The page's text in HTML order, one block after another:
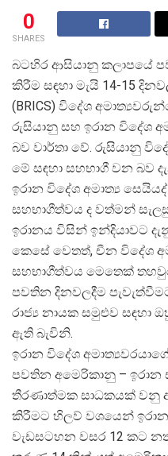
0
SHARES
බටහිර ආසියානු කලාපයේ
කිරීම සඳහා මැයි 14-15
(BRICS) විදේශ අමාත්
රුසියානු සහ ඉරාන විදේශ
බව වාර්තා වේ. රුසියානු
මේ සඳහා සහභාගී වන බව
ඉරාන විදේශ අමාත් ය
සහභාගීත්වය ද වත්මන්
ඉරානය විසින් ඉන්දියාවට
කෙසේ වෙතත්, චීන විදේශ
සහභාගීත්වය මෙතෙක්
පවතින දිනවලදීම
රාජ් ය නායක සමුළුව
ඇති බැවිනි.
ඉරාන විදේශ අමාත්
පවතින අමෙරිකානු – ඉරාන
තීරණාත්මක සාධකයක් වනු
කිරීමට හිලව් වශයෙන්
වැඩසටහන වසර 12 කට